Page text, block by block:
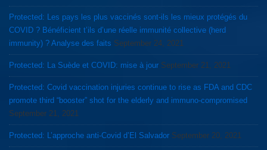
Protected: Les pays les plus vaccinés sont-ils les mieux protégés du
COVID ? Bénéficient t’ils d’une réelle immunité collective (herd
immunity) ? Analyse des faits September 24, 2021
Protected: La Suède et COVID: mise à jour September 21, 2021
Protected: Covid vaccination injuries continue to rise as FDA and CDC
promote third “booster” shot for the elderly and immuno-compromised
September 21, 2021
Protected: L’approche anti-Covid d’El Salvador September 20, 2021